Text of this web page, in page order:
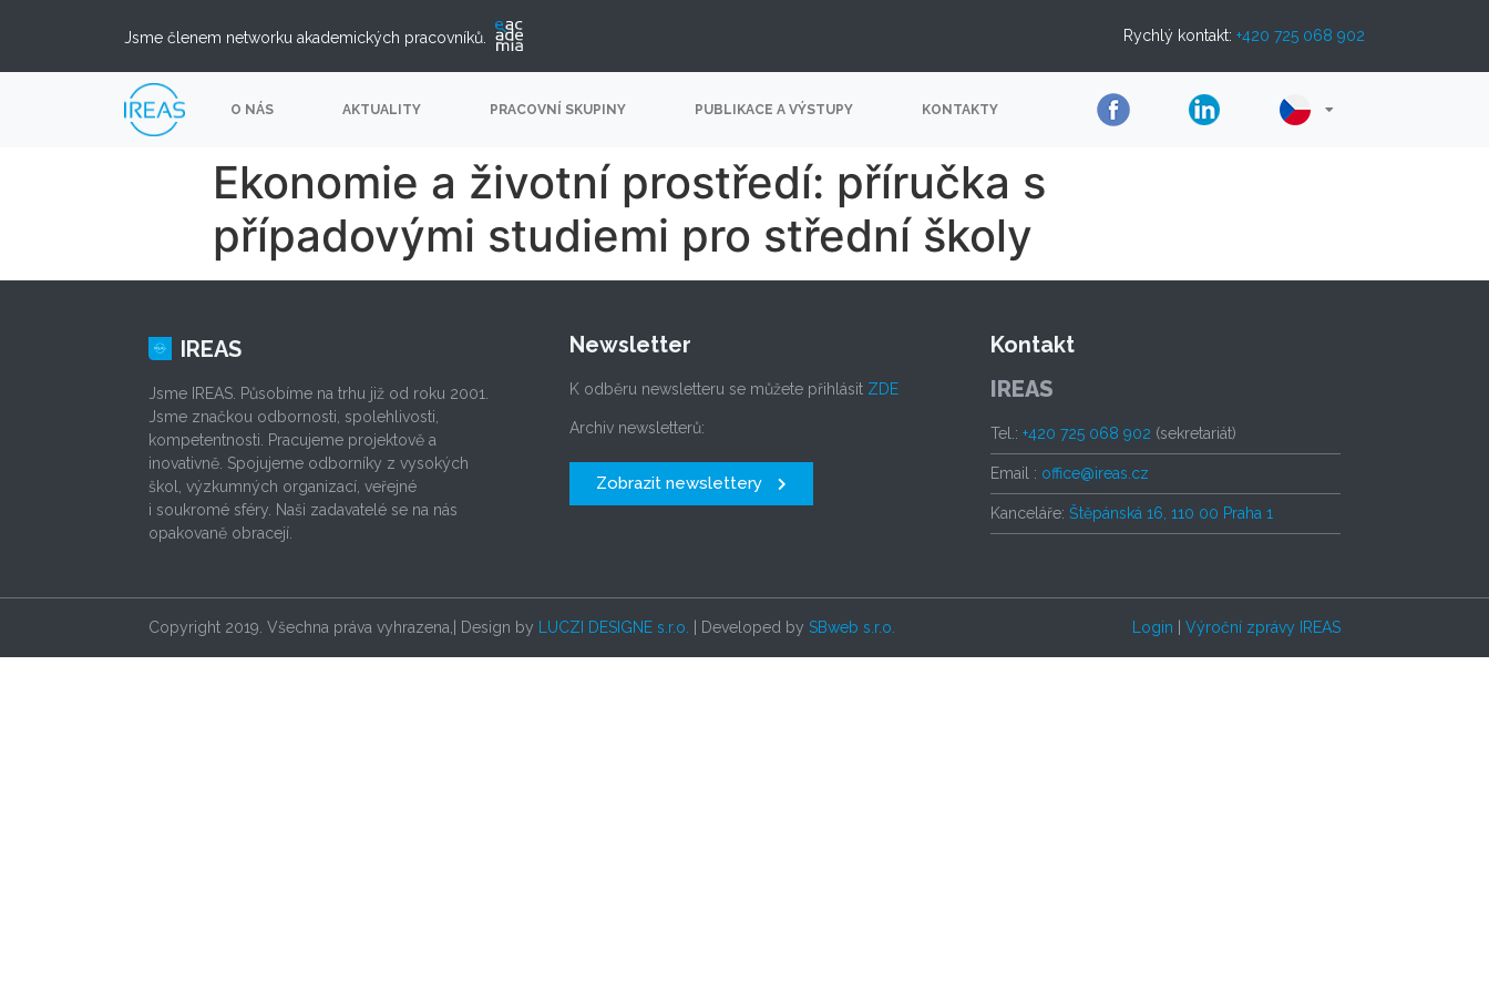
Jsme členem networku akademických pracovníků. Rychlý kontakt: +420 725 068 902
O NÁS AKTUALITY PRACOVNÍ SKUPINY PUBLIKACE A VÝSTUPY KONTAKTY
Ekonomie a životní prostředí: příručka s
případovými studiemi pro střední školy
IREAS
Jsme IREAS. Působíme na trhu již od roku 2001.
Jsme značkou odbornosti, spolehlivosti,
kompetentnosti. Pracujeme projektově a
inovativně. Spojujeme odborníky z vysokých
škol, výzkumných organizací, veřejné
i soukromé sféry. Naši zadavatelé se na nás
opakovaně obracejí.
Newsletter
K odběru newsletteru se můžete přihlásit ZDE
Archiv newsletterů:
Zobrazit newslettery
Kontakt
IREAS
Tel.: +420 725 068 902 (sekretariát)
Email : office@ireas.cz
Kanceláře: Štěpánská 16, 110 00 Praha 1
Copyright 2019. Všechna práva vyhrazena,| Design by LUCZI DESIGNE s.r.o. | Developed by SBweb s.r.o. Login | Výroční zprávy IREAS